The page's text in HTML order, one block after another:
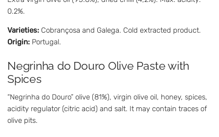
0.2%.
Varieties: Cobrançosa and Galega. Cold extracted product.
Origin: Portugal.
Negrinha do Douro Olive Paste with
Spices
“Negrinha do Douro” olive (81%), virgin olive oil, honey, spices,
acidity regulator (citric acid) and salt. It may contain traces of
olive pits.